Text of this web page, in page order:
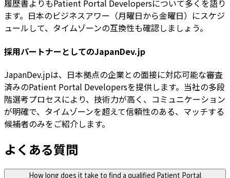
履歴書よりもPatient Portal Developersについて多くを語り
ます。日本のビジネスアワー（月曜日から金曜日）にスケジ
ュールして、タイムゾーンの互換性も確認しましょう。
採用パートナーとしてのJapanDev.jp
JapanDev.jpは、日本拠点の企業との面接に対応可能な審査
済みのPatient Portal Developersを提供します。当社の多段
階選考プロセスにより、技術力が高く、コミュニケーション
が明確で、タイムゾーンを超えて信頼性のある、マッチする
候補者のみをご紹介します。
よくある質問
How long does it take to find a qualified Patient Portal